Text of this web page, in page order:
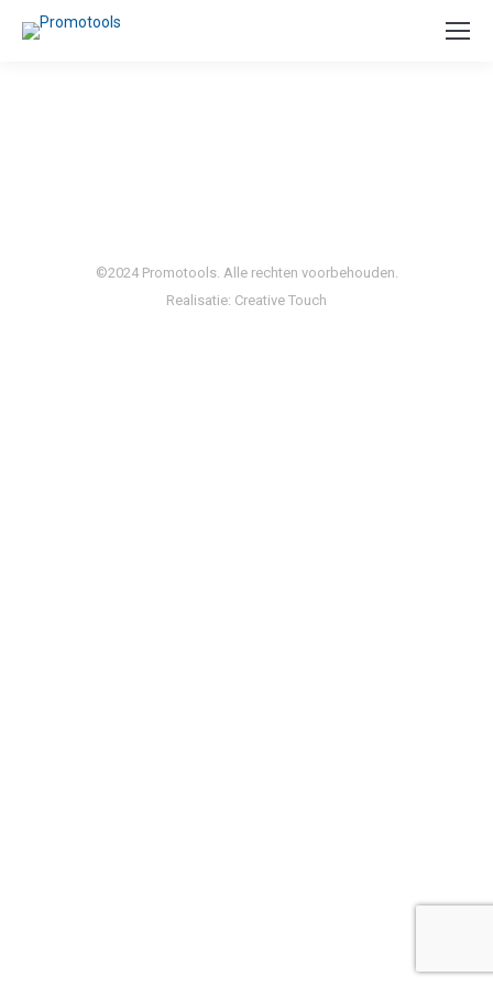
©2024 Promotools. Alle rechten voorbehouden.
Realisatie: Creative Touch